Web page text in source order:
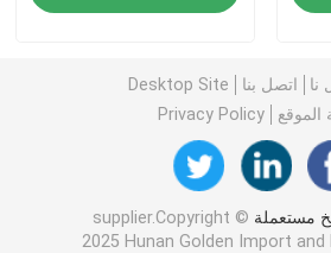
الخرسانة
نا اتصل بنا
Desktop Site
Privacy Policy
مستعملة supplier.Copyright ©
2025 Hunan Golden Import and